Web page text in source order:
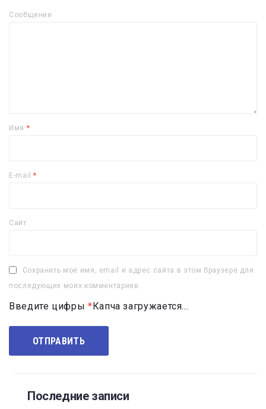
Сообщение
Имя *
E-mail*
Сайт
Сохранить моё имя, email и адрес сайта в этом браузере для
последующих моих комментариев.
Введите цифры *Капча загружается...
Последние записи